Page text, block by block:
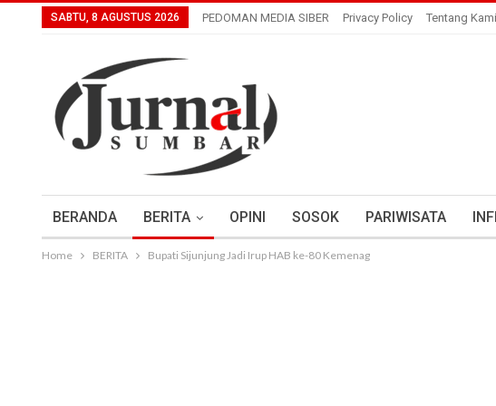
SABTU, 8 AGUSTUS 2026 PEDOMAN MEDIA SIBER Privacy Policy Tentang Kami
BERANDA BERITA OPINI SOSOK PARIWISATA
Home BERITA Bupati Sijunjung Jadi Irup HAB ke-80 Kemenag